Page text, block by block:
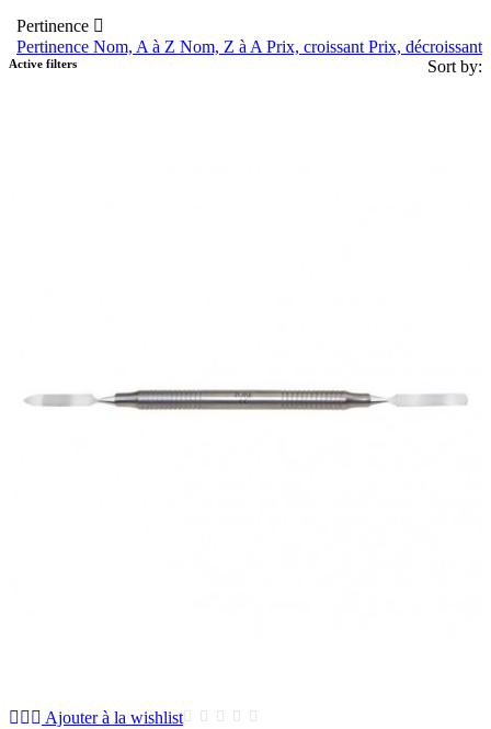
Pertinence 
Pertinence Nom, A à Z Nom, Z à A Prix, croissant Prix, décroissant
Sort by:
Active filters
Ajouter à la wishlist